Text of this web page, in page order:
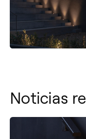
Noticias